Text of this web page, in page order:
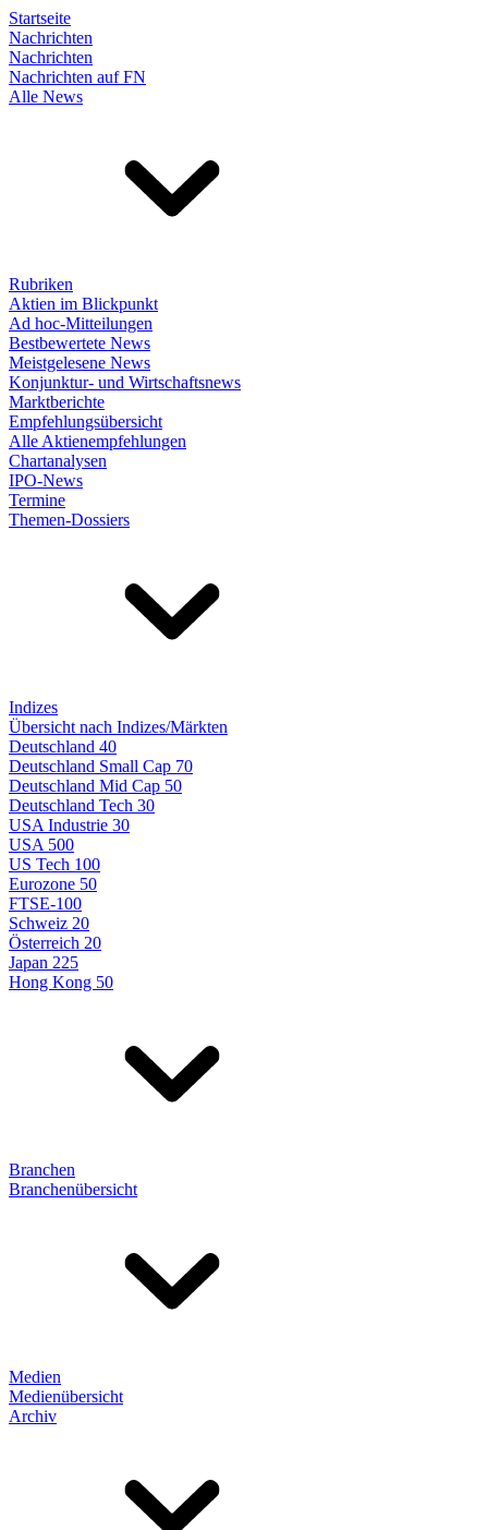
Startseite
Nachrichten
Nachrichten
Nachrichten auf FN
Alle News
Rubriken
Aktien im Blickpunkt
Ad hoc-Mitteilungen
Bestbewertete News
Meistgelesene News
Konjunktur- und Wirtschaftsnews
Marktberichte
Empfehlungsübersicht
Alle Aktienempfehlungen
Chartanalysen
IPO-News
Termine
Themen-Dossiers
Indizes
Übersicht nach Indizes/Märkten
Deutschland 40
Deutschland Small Cap 70
Deutschland Mid Cap 50
Deutschland Tech 30
USA Industrie 30
USA 500
US Tech 100
Eurozone 50
FTSE-100
Schweiz 20
Österreich 20
Japan 225
Hong Kong 50
Branchen
Branchenübersicht
Medien
Medienübersicht
Archiv